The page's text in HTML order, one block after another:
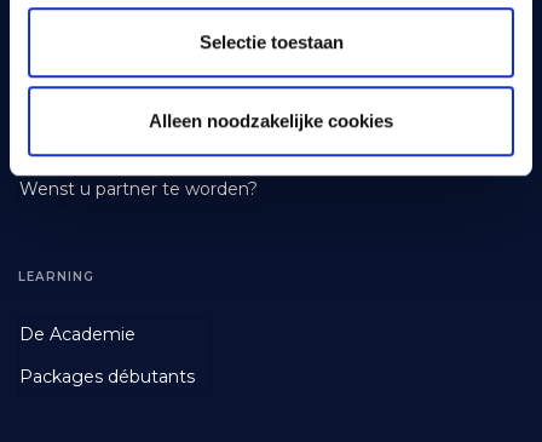
Selectie toestaan
Alleen noodzakelijke cookies
Footer
De parcours
Wenst u partner te worden?
Footer
Second
LEARNING
De Academie
Packages débutants